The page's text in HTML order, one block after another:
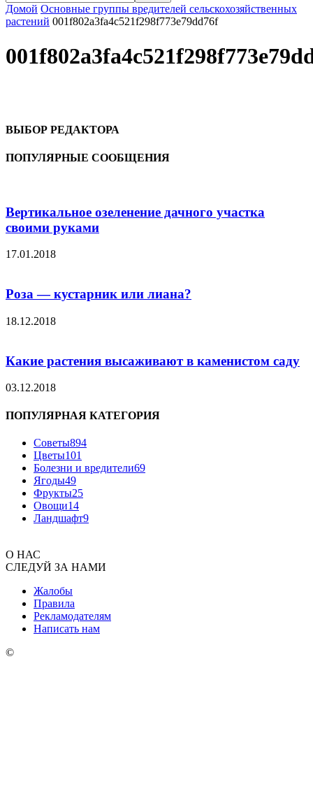
Домой Основные группы вредителей сельскохозяйственных
растений 001f802a3fa4c521f298f773e79dd76f
ВЫБОР РЕДАКТОРА
ПОПУЛЯРНЫЕ СООБЩЕНИЯ
Вертикальное озеленение дачного участка
своими руками
17.01.2018
Роза — кустарник или лиана?
18.12.2018
Какие растения высаживают в каменистом саду
03.12.2018
ПОПУЛЯРНАЯ КАТЕГОРИЯ
Советы894
Цветы101
Болезни и вредители69
Ягоды49
Фрукты25
Овощи14
Ландшафт9
О НАС
СЛЕДУЙ ЗА НАМИ
Жалобы
Правила
Рекламодателям
Написать нам
©